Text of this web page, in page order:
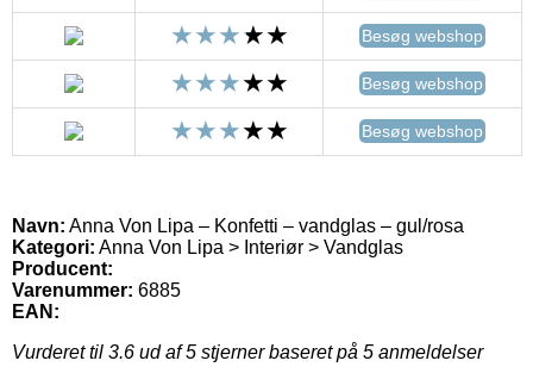
Besøg webshop
Besøg webshop
Besøg webshop
Navn: Anna Von Lipa – Konfetti – vandglas – gul/rosa
Kategori: Anna Von Lipa > Interiør > Vandglas
Producent:
Varenummer: 6885
EAN:
Vurderet til 3.6 ud af 5 stjerner baseret på 5 anmeldelser